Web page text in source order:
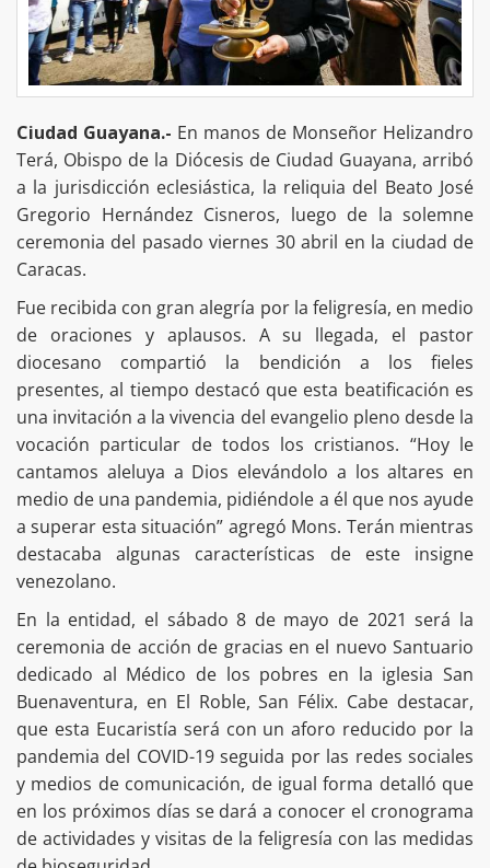
Ciudad Guayana.- En manos de Monseñor Helizandro
Terá, Obispo de la Diócesis de Ciudad Guayana, arribó
a la jurisdicción eclesiástica, la reliquia del Beato José
Gregorio Hernández Cisneros, luego de la solemne
ceremonia del pasado viernes 30 abril en la ciudad de
Caracas.
Fue recibida con gran alegría por la feligresía, en medio
de oraciones y aplausos. A su llegada, el pastor
diocesano compartió la bendición a los fieles
presentes, al tiempo destacó que esta beatificación es
una invitación a la vivencia del evangelio pleno desde la
vocación particular de todos los cristianos. “Hoy le
cantamos aleluya a Dios elevándolo a los altares en
medio de una pandemia, pidiéndole a él que nos ayude
a superar esta situación” agregó Mons. Terán mientras
destacaba algunas características de este insigne
venezolano.
En la entidad, el sábado 8 de mayo de 2021 será la
ceremonia de acción de gracias en el nuevo Santuario
dedicado al Médico de los pobres en la iglesia San
Buenaventura, en El Roble, San Félix. Cabe destacar,
que esta Eucaristía será con un aforo reducido por la
pandemia del COVID-19 seguida por las redes sociales
y medios de comunicación, de igual forma detalló que
en los próximos días se dará a conocer el cronograma
de actividades y visitas de la feligresía con las medidas